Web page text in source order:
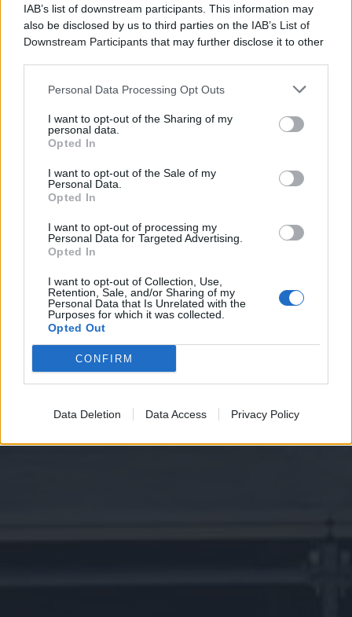
IAB’s list of downstream participants. This information may
also be disclosed by us to third parties on the IAB’s List of
Downstream Participants that may further disclose it to other
Personal Data Processing Opt Outs
I want to opt-out of the Sharing of my
personal data.
Opted In
I want to opt-out of the Sale of my
Personal Data.
Opted In
I want to opt-out of processing my
Personal Data for Targeted Advertising.
Opted In
I want to opt-out of Collection, Use,
Retention, Sale, and/or Sharing of my
Personal Data that Is Unrelated with the
Purposes for which it was collected.
Opted Out
CONFIRM
Data Deletion Data Access Privacy Policy